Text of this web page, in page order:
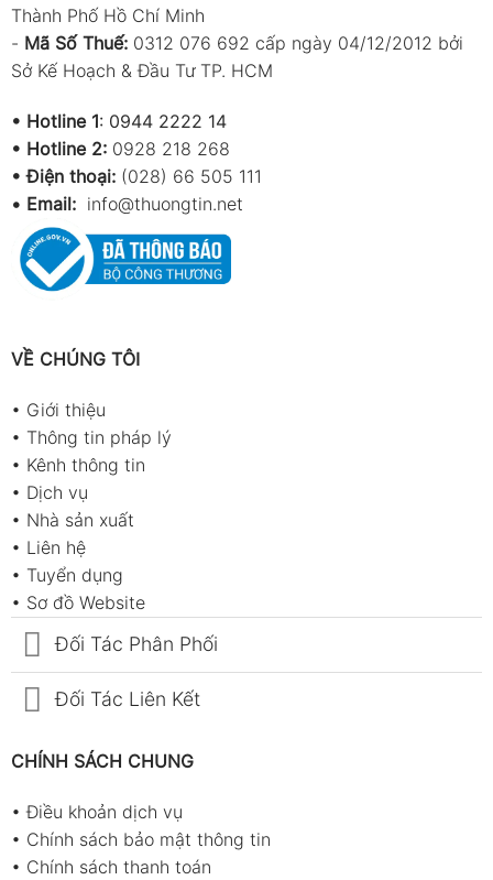
Thành Phố Hồ Chí Minh
- Mã Số Thuế: 0312 076 692 cấp ngày 04/12/2012 bởi
Sở Kế Hoạch & Đầu Tư TP. HCM
• Hotline 1: 0944 2222 14
• Hotline 2: 0928 218 268
• Điện thoại: (028) 66 505 111
• Email: info@thuongtin.net
VỀ CHÚNG TÔI
• Giới thiệu
• Thông tin pháp lý
• Kênh thông tin
• Dịch vụ
• Nhà sản xuất
• Liên hệ
• Tuyển dụng
• Sơ đồ Website
Đối Tác Phân Phối
Đối Tác Liên Kết
CHÍNH SÁCH CHUNG
•Điều khoản dịch vụ
• Chính sách bảo mật thông tin
• Chính sách thanh toán